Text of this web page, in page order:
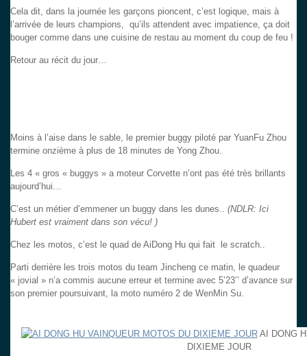
Cela dit, dans la journée les garçons pioncent, c’est logique, mais à
l’arrivée de leurs champions, qu’ils attendent avec impatience, ça doit
bouger comme dans une cuisine de restau au moment du coup de feu !
Retour au récit du jour…
Moins à l’aise dans le sable, le premier buggy piloté par YuanFu Zhou
termine onzième à plus de 18 minutes de Yong Zhou.
Les 4 « gros « buggys » a moteur Corvette n’ont pas été très brillants
aujourd’hui…
C’est un métier d’emmener un buggy dans les dunes.. (NDLR: Ici
Hubert est vraiment dans son vécu! )
Chez les motos, c’est le quad de AiDong Hu qui fait le scratch..
Parti derrière les trois motos du team Jincheng ce matin, le quadeur
« jovial » n’a commis aucune erreur et termine avec 5’23’’ d’avance sur
son premier poursuivant, la moto numéro 2 de WenMin Su.
AI DONG
DIXIEME JOUR